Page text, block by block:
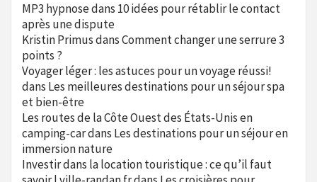
MP3 hypnosedans 10 idées pour rétablir le contact
après une dispute
Kristin PrimusdansComment changer une serrure 3
points ?
Voyager léger : les astuces pour un voyage réussi!
dans Les meilleures destinations pour un séjour spa
et bien-être
Les routes de la Côte Ouest des États-Unis en
camping-cardans Les destinations pour un séjour en
immersion nature
Investir dans la location touristique : ce qu’il faut